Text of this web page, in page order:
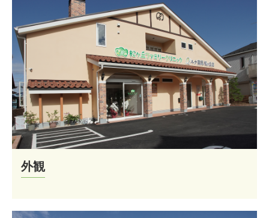
外観